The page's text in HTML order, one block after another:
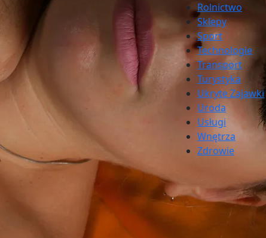
Rolnictwo
Sklepy
Sport
Technologie
Transport
Turystyka
Ukryte Zajawki
Uroda
Usługi
Wnętrza
Zdrowie